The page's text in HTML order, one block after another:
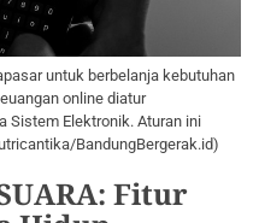
untuk berbelanja kebutuhan
online diatur
Sistem Elektronik. Aturan ini
BandungBergerak.id)
Fitur